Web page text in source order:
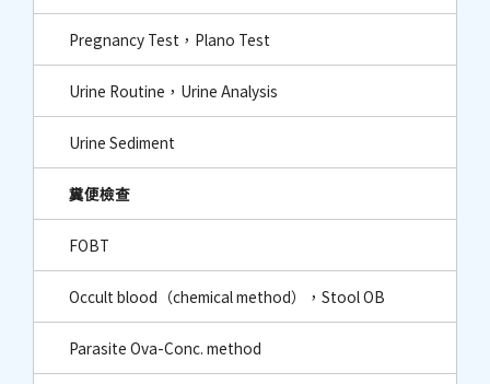
Pregnancy Test，Plano Test
Urine Routine，Urine Analysis
Urine Sediment
糞便檢查
FOBT
Occult blood（chemical method），Stool OB
Parasite Ova-Conc. method